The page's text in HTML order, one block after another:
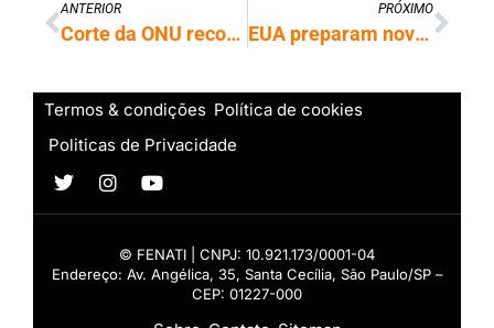
ANTERIOR
Corte da ONU reconhece que direito de greve é protegido pela Convenção 87
PRÓXIMO
EUA preparam nova ofensiva regulatória sobre IA e segurança cibernética
Termos & condições Política de cookies
Politicas de Privacidade
© FENATI | CNPJ: 10.921.173/0001-04
Endereço: Av. Angélica, 35, Santa Cecília, São Paulo/SP –
CEP: 01227-000